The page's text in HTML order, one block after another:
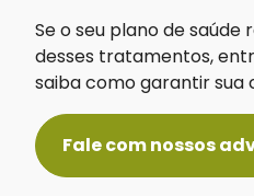
Se o seu plano de saúde
desses tratamentos,
saiba como garantir sua
Fale com nossos